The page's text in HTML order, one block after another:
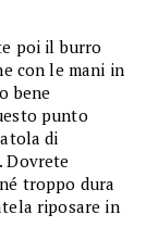
poi il burro
con le mani in
bene
punto
di
Dovrete
troppo dura
riposare in